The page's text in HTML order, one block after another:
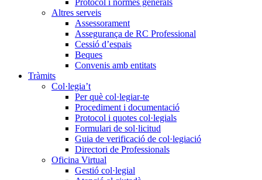
Protocol i normes generals
Altres serveis
Assessorament
Assegurança de RC Professional
Cessió d’espais
Beques
Convenis amb entitats
Tràmits
Col·legia’t
Per què col·legiar-te
Procediment i documentació
Protocol i quotes col·legials
Formulari de sol·licitud
Guia de verificació de col·legiació
Directori de Professionals
Oficina Virtual
Gestió col·legial